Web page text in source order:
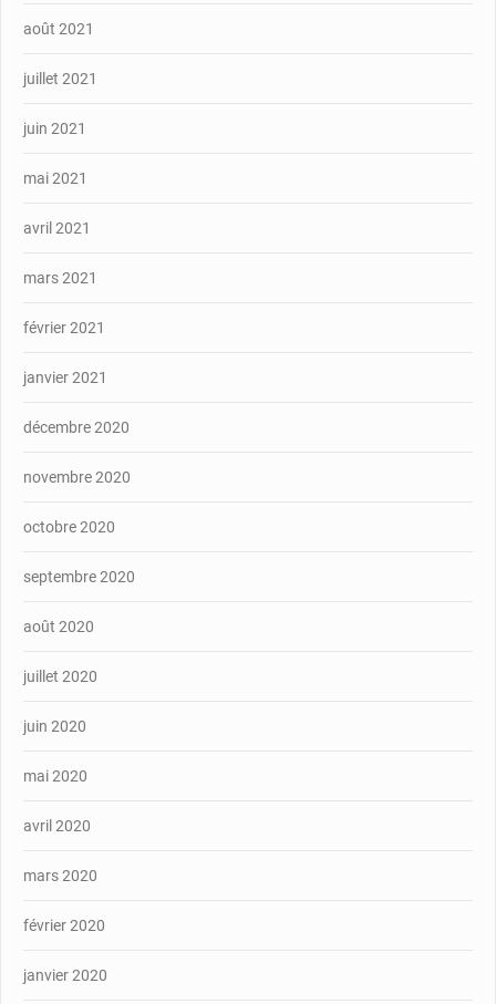
août 2021
juillet 2021
juin 2021
mai 2021
avril 2021
mars 2021
février 2021
janvier 2021
décembre 2020
novembre 2020
octobre 2020
septembre 2020
août 2020
juillet 2020
juin 2020
mai 2020
avril 2020
mars 2020
février 2020
janvier 2020